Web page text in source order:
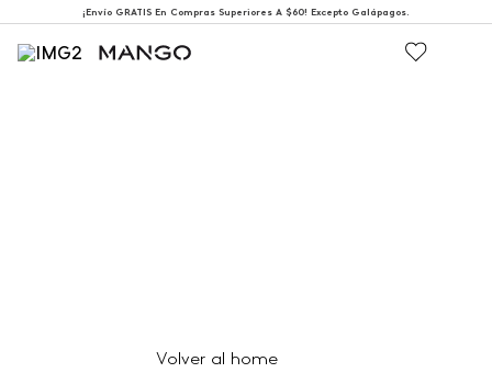
¡Envío GRATIS En Compras Superiores A $60! Excepto Galápagos.
Volver al home